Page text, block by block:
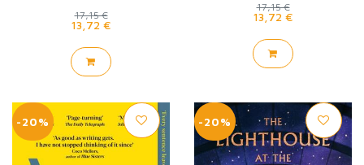
17,15 €
13,72 €
17,15 €
13,72 €
-20% -20%